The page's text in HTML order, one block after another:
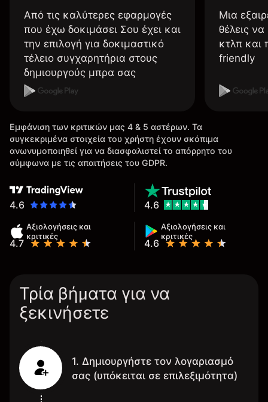
Από τις καλύτερες εφαρμογές
που έχω δοκιμάσει Σου έχει και
την επιλογή για δοκιμαστικό
τέλειο συγχαρητήρια στους
δημιουργούς μπρα σας
Μια
θέλεις
κτλπ και
friendly
Εμφάνιση των κριτικών μας 4 & 5 αστέρων. Τα
συγκεκριμένα στοιχεία του χρήστη έχουν σκόπιμα
ανωνυμοποιηθεί για να διασφαλιστεί το απόρρητο του
σύμφωνα με τις απαιτήσεις του GDPR.
4.6
Αξιολογήσεις και
κριτικές
4.7
Αξιολογήσεις και
κριτικές
4.6
4.6
Τρία βήματα για να
ξεκινήσετε
1. Δημιουργήστε τον λογαριασμό
σας (υπόκειται σε επιλεξιμότητα)